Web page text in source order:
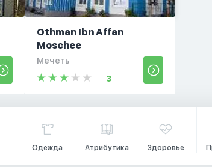
Othman Ibn Affan
Moschee
Мечеть
3
Одежда Атрибутика Здоровье